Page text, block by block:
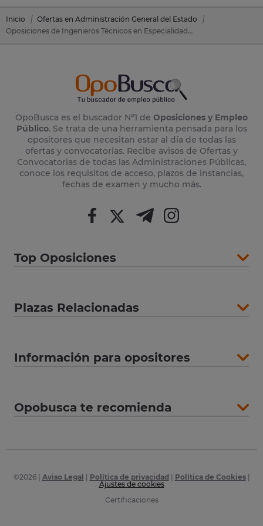
Inicio
Ofertas en Administración General del Estado
Oposiciones de Ingenieros Técnicos en Especialidades Agrícolas en Administración General del Estado
OpoBusca es el buscador Nº1 de Oposiciones y Empleo
Público. Se trata de una herramienta pensada para los
opositores que necesitan estar al día de todas las
ofertas y convocatorias. Recibe avisos de Ofertas y
Convocatorias de todas las Administraciones Públicas,
conoce los requisitos de acceso, plazos de instancias,
fechas de examen y mucho más.
Top Oposiciones
Plazas Relacionadas
Información para opositores
Opobusca te recomienda
©2026| Aviso Legal Política de privacidad Política de Cookies|
Ajustes de cookies
Certificaciones